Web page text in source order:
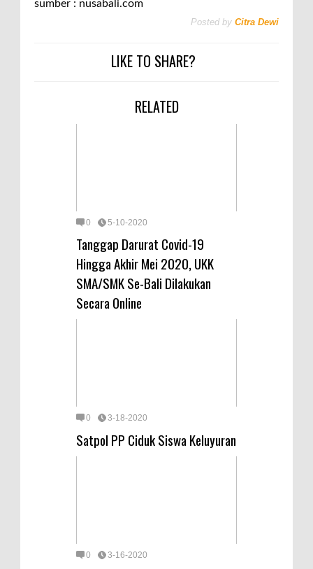
sumber : nusabali.com
Posted by Citra Dewi
LIKE TO SHARE?
RELATED
0 5-10-2020
Tanggap Darurat Covid-19
Hingga Akhir Mei 2020, UKK
SMA/SMK Se-Bali Dilakukan
Secara Online
0 3-18-2020
Satpol PP Ciduk Siswa Keluyuran
0 3-16-2020